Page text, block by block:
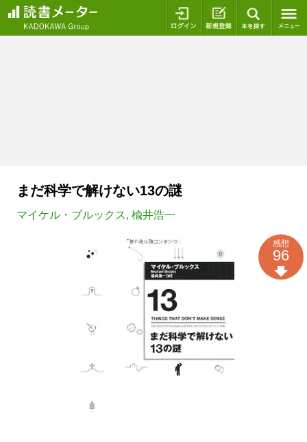
ログイン 新規登録
まだ科学で解けない13の謎
マイケル・ブルックス, 楡井浩一
感想
96